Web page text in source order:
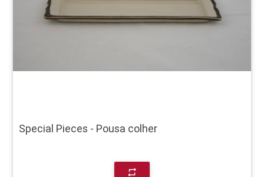
Special Pieces - Pousa colher
repeat